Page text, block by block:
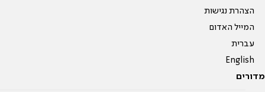
הצהרת נגישות
המייל האדום
עברית
English
מדורים